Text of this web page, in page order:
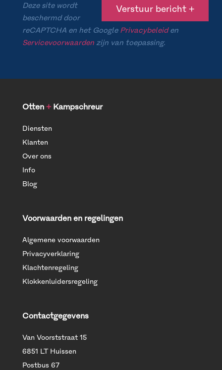
Deze site wordt
beschermd door
reCAPTCHA en het Google Privacybeleiden
Servicevoorwaardenzijn van toepassing.
Otten +Kampschreur
Diensten
Klanten
Over ons
Info
Blog
Voorwaarden en regelingen
Algemene voorwaarden
Privacyverklaring
Klachtenregeling
Klokkenluidersregeling
Contactgegevens
Van Voorststraat 15
6851 LT Huissen
Postbus 67